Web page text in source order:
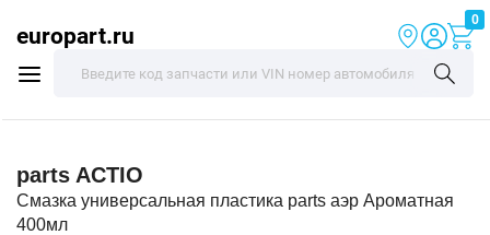
europart.ru
0
parts ACTIO
Смазка универсальная пластика parts аэр Ароматная
400мл